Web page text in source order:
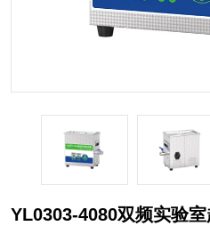
YL0303-4080双频实验